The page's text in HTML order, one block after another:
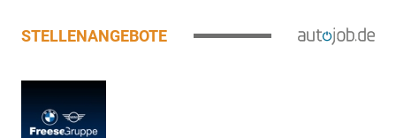
STELLENANGEBOTE